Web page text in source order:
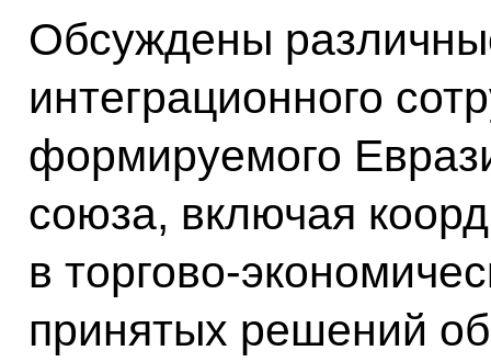
Обсуждены
интеграционного
формируемого
союза, включая
в торгово-
принятых решений